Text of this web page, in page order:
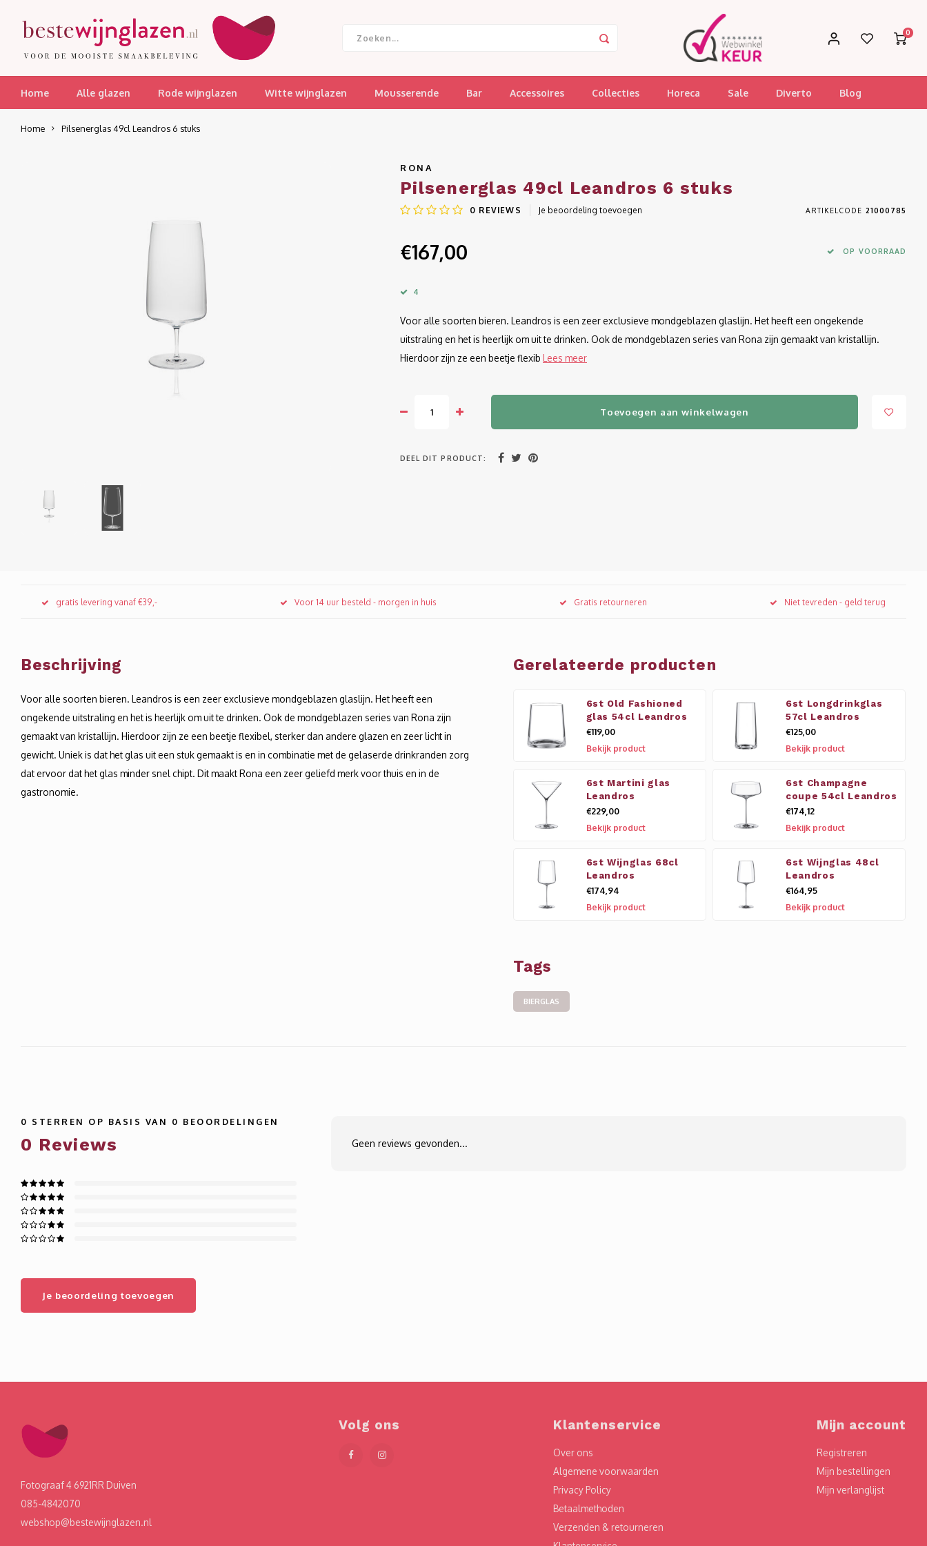
0
Home Alle glazen Rode wijnglazen Witte wijnglazen Mousserende Bar Accessoires Collecties Horeca Sale Diverto Blog
Home Pilsenerglas 49cl Leandros 6 stuks
RONA
Pilsenerglas 49cl Leandros 6 stuks
0 REVIEWS Je beoordeling toevoegen ARTIKELCODE 21000785
€167,00 OP VOORRAAD
4
Voor alle soorten bieren. Leandros is een zeer exclusieve mondgeblazen glaslijn. Het heeft een ongekende
uitstraling en het is heerlijk om uit te drinken. Ook de mondgeblazen series van Rona zijn gemaakt van kristallijn.
Hierdoor zijn ze een beetje flexib Lees meer
Toevoegen aan winkelwagen
DEEL DIT PRODUCT:
gratis levering vanaf €39,- Voor 14 uur besteld - morgen in huis Gratis retourneren Niet tevreden - geld terug
Beschrijving
Voor alle soorten bieren. Leandros is een zeer exclusieve mondgeblazen glaslijn. Het heeft een
ongekende uitstraling en het is heerlijk om uit te drinken. Ook de mondgeblazen series van Rona zijn
gemaakt van kristallijn. Hierdoor zijn ze een beetje flexibel, sterker dan andere glazen en zeer licht in
gewicht. Uniek is dat het glas uit een stuk gemaakt is en in combinatie met de gelaserde drinkranden zorg
dat ervoor dat het glas minder snel chipt. Dit maakt Rona een zeer geliefd merk voor thuis en in de
gastronomie.
Gerelateerde producten
6st Old Fashioned
glas 54cl Leandros
€119,00
Bekijk product
6st Longdrinkglas
57cl Leandros
€125,00
Bekijk product
6st Martini glas
Leandros
€229,00
Bekijk product
6st Champagne
coupe 54cl Leandros
€174,12
Bekijk product
6st Wijnglas 68cl
Leandros
€174,94
Bekijk product
6st Wijnglas 48cl
Leandros
€164,95
Bekijk product
Tags
BIERGLAS
0 STERREN OP BASIS VAN 0 BEOORDELINGEN
0 Reviews
Je beoordeling toevoegen
Geen reviews gevonden...
Fotograaf 4 6921RR Duiven
085-4842070
webshop@bestewijnglazen.nl
Volg ons Klantenservice
Over ons
Algemene voorwaarden
Privacy Policy
Betaalmethoden
Verzenden & retourneren
Mijn account
Registreren
Mijn bestellingen
Mijn verlanglijst